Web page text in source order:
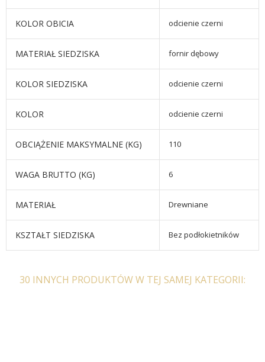
KOLOR OBICIA odcienie czerni
MATERIAŁ SIEDZISKA fornir dębowy
KOLOR SIEDZISKA odcienie czerni
KOLOR odcienie czerni
OBCIĄŻENIE MAKSYMALNE (KG) 110
WAGA BRUTTO (KG) 6
MATERIAŁ Drewniane
KSZTAŁT SIEDZISKA Bez podłokietników
30 INNYCH PRODUKTÓW W TEJ SAMEJ KATEGORII: